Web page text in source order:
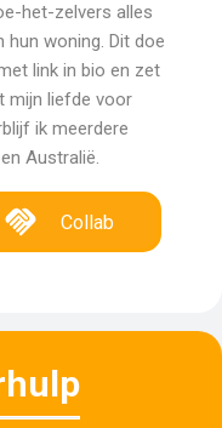
het-zelvers alles
woning. Dit doe
link in bio en zet
mijn liefde voor
ik meerdere
Australië.
Collab